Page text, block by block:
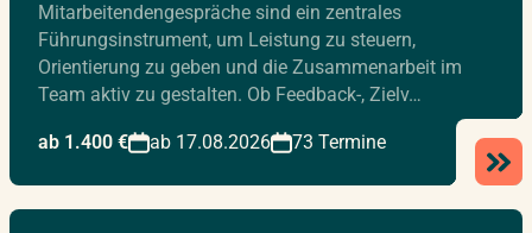
Mitarbeitendengespräche sind ein zentrales
Führungsinstrument, um Leistung zu steuern,
Orientierung zu geben und die Zusammenarbeit im
Team aktiv zu gestalten. Ob Feedback-, Zielv…
ab 1.400 € ab 17.08.2026 73 Termine